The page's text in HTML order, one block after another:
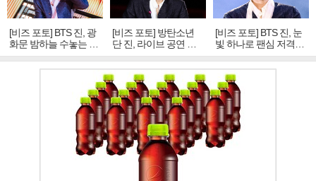
[비즈 포토] BTS 진, 광
화문 밤하늘 수놓는 '비
주얼 킹'의 열창
[비즈 포토] 방탄소년
단 진, 라이브 공연 중
빛나는 독보적 아우라
[비즈 포토] BTS 진, 눈
빛 하나로 팬심 저격…
독보적 카리스마